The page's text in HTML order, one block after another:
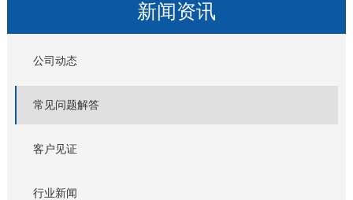
新闻资讯
公司动态
常见问题解答
客户见证
行业新闻